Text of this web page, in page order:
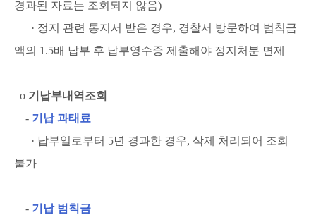
경과된 자료는 조회되지 않음)
· 정지 관련 통지서 받은 경우, 경찰서 방문하여 범칙금
액의 1.5배 납부 후 납부영수증 제출해야 정지처분 면제
ο 기납부내역조회
- 기납 과태료
· 납부일로부터 5년 경과한 경우, 삭제 처리되어 조회
불가
- 기납 범칙금